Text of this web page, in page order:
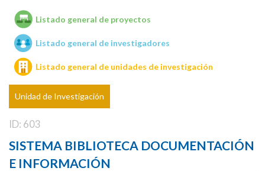
Unidades de investigación
Listado general de proyectos
Listado general de investigadores
Listado general de unidades de investigación
Unidad de Investigación
ID: 603
SISTEMA BIBLIOTECA DOCUMENTACIÓN
E INFORMACIÓN